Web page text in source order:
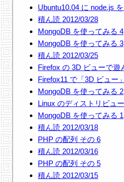
Ubuntu10.04 に node.js
積ん読 2012/03/28
MongoDB を使ってみる 4
MongoDB を使ってみる 3
積ん読 2012/03/25
Firefox の 3D ビューで遊
Firefox11 で「3D ビュー
MongoDB を使ってみる 2
Linux のディストリビュ
MongoDB を使ってみる 1
積ん読 2012/03/18
PHP の配列 その 6
積ん読 2012/03/16
PHP の配列 その 5
積ん読 2012/03/15